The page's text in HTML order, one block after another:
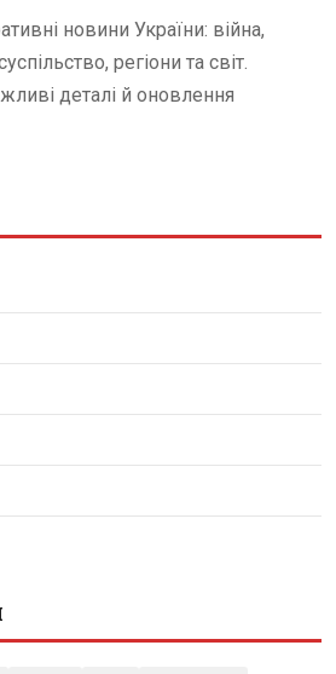
новини України: війна,
регіони та світ.
деталі й оновлення